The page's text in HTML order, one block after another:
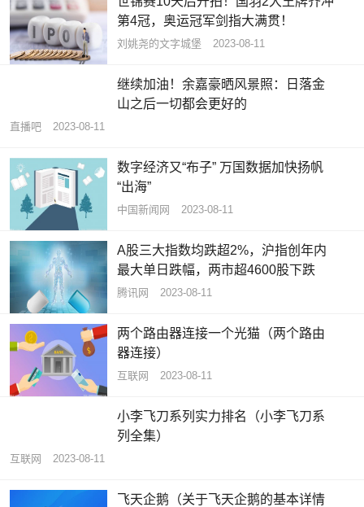
第4冠，奥运冠军剑指大满贯！
刘姚尧的文字城堡 2023-08-11
继续加油！余嘉豪晒风景照：日落金
山之后一切都会更好的
直播吧 2023-08-11
数字经济又“布子” 万国数据加快扬帆
“出海”
中国新闻网 2023-08-11
A股三大指数均跌超2%，沪指创年内
最大单日跌幅，两市超4600股下跌
腾讯网 2023-08-11
两个路由器连接一个光猫（两个路由
器连接）
互联网 2023-08-11
小李飞刀系列实力排名（小李飞刀系
列全集）
互联网 2023-08-11
飞天企鹅（关于飞天企鹅的基本详情